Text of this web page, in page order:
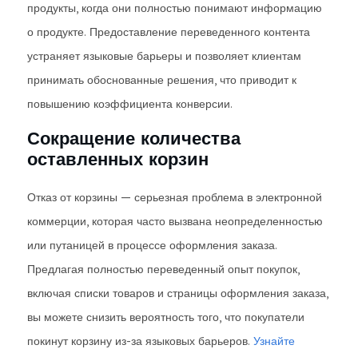
продукты, когда они полностью понимают информацию
о продукте. Предоставление переведенного контента
устраняет языковые барьеры и позволяет клиентам
принимать обоснованные решения, что приводит к
повышению коэффициента конверсии.
Сокращение количества
оставленных корзин
Отказ от корзины — серьезная проблема в электронной
коммерции, которая часто вызвана неопределенностью
или путаницей в процессе оформления заказа.
Предлагая полностью переведенный опыт покупок,
включая списки товаров и страницы оформления заказа,
вы можете снизить вероятность того, что покупатели
покинут корзину из-за языковых барьеров. Узнайте